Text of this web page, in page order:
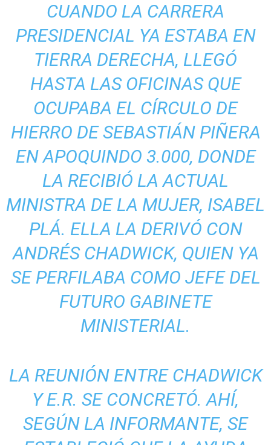
CUANDO LA CARRERA
PRESIDENCIAL YA ESTABA EN
TIERRA DERECHA, LLEGÓ
HASTA LAS OFICINAS QUE
OCUPABA EL CÍRCULO DE
HIERRO DE SEBASTIÁN PIÑERA
EN APOQUINDO 3.000, DONDE
LA RECIBIÓ LA ACTUAL
MINISTRA DE LA MUJER, ISABEL
PLÁ. ELLA LA DERIVÓ CON
ANDRÉS CHADWICK, QUIEN YA
SE PERFILABA COMO JEFE DEL
FUTURO GABINETE
MINISTERIAL.
LA REUNIÓN ENTRE CHADWICK
Y E.R. SE CONCRETÓ. AHÍ,
SEGÚN LA INFORMANTE, SE